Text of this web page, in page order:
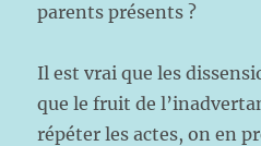
parents présents ?
Il est vrai que les
que le fruit de
répéter les actes, on en